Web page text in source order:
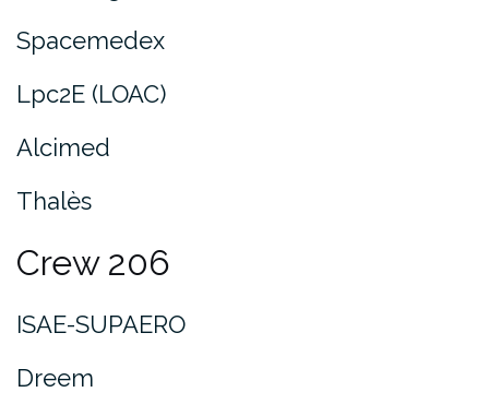
Spacemedex
Lpc2E (LOAC)
Alcimed
Thalès
Crew 206
ISAE-SUPAERO
Dreem